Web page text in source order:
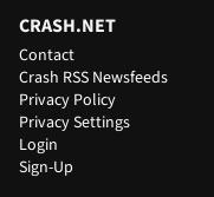
CRASH.NET
Contact
Crash RSS Newsfeeds
Privacy Policy
Privacy Settings
Login
Sign-Up